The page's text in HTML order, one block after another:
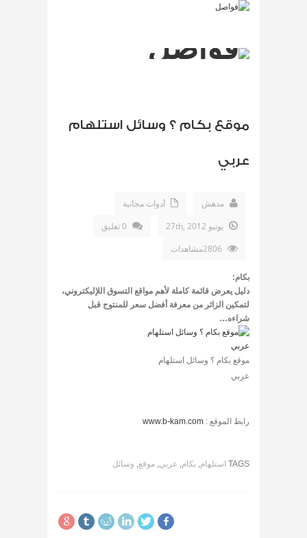
موقع بكام ؟ وسائل استلهام
عربي
مدهش
أدوات مجانية
يونيو 27th, 2012
0 تعليق
بكام:
دليل يعرض قائمة كاملة لأهم مواقع التسوق اللإليكتروني،
لتمكين الزائر من معرفة أفضل سعر للمنتوج قبل
شراءه…
موقع بكام ؟ وسائل استلهام
عربي
رابط الموقع : www.b-kam.com
TAGS استلهام, بكام, عربي, موقع, وسائل